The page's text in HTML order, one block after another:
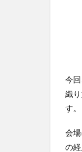
今
織
す。
会
の